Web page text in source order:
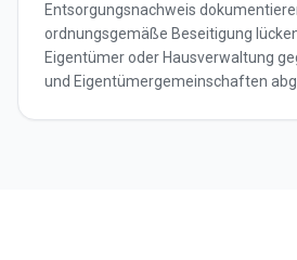
Entsorgungsnachweis
ordnungsgemäße Beseitigung
Eigentümer oder Hausverwaltung
und Eigentümergemeinschaften